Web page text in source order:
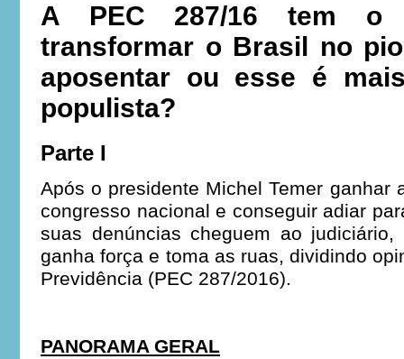
A PEC 287/16 tem o
transformar o Brasil no
aposentar ou esse é
populista?
Parte I
Após o presidente Michel Temer ganhar
congresso nacional e conseguir adiar
suas denúncias cheguem ao
ganha força e toma as ruas, dividindo
Previdência (PEC 287/2016).
PANORAMA GERAL